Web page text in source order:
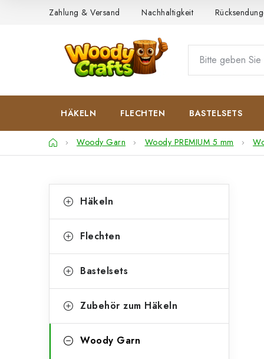
Zahlung & Versand Nachhaltigkeit
HÄKELN FLECHTEN BASTELSETS
StartseiteWoody Garn Woody PREMIUM 5 mm
e
t
e
l
überspringen
a
e
o
i
Häkeln
Flechten
Bastelsets
Zubehör zum Häkeln
Woody Garn